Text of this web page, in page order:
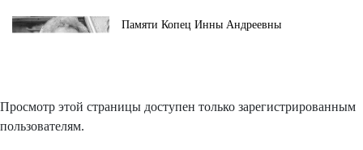
Памяти Копец Инны Андреевны
Просмотр этой страницы доступен только зарегистрированным
пользователям.